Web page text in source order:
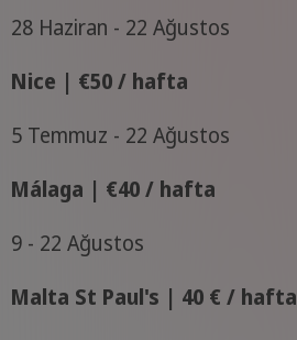
28 Haziran - 22 Ağustos
Nice | €50 / hafta
5 Temmuz - 22 Ağustos
Málaga | €40 / hafta
9 - 22 Ağustos
Malta St Paul's | 40 € / hafta